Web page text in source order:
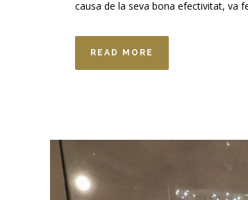
causa de la seva bona efectivitat, va
READ MORE